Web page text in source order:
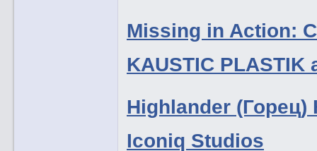
Missing in Action:
KAUSTIC PLASTIK
Highlander
Iconiq Studios